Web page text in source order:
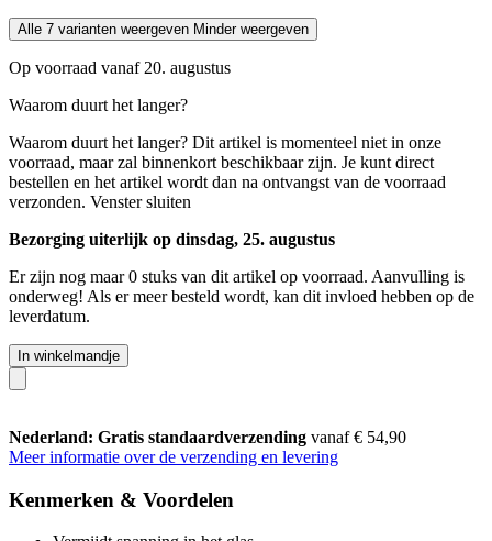
Alle 7 varianten weergeven Minder weergeven
Op voorraad vanaf 20. augustus
Waarom duurt het langer?
Waarom duurt het langer? Dit artikel is momenteel niet in onze
voorraad, maar zal binnenkort beschikbaar zijn. Je kunt direct
bestellen en het artikel wordt dan na ontvangst van de voorraad
verzonden. Venster sluiten
Bezorging uiterlijk op dinsdag, 25. augustus
Er zijn nog maar 0 stuks van dit artikel op voorraad. Aanvulling is
onderweg! Als er meer besteld wordt, kan dit invloed hebben op de
leverdatum.
In winkelmandje
Nederland: Gratis standaardverzending vanaf € 54,90
Meer informatie over de verzending en levering
Kenmerken & Voordelen